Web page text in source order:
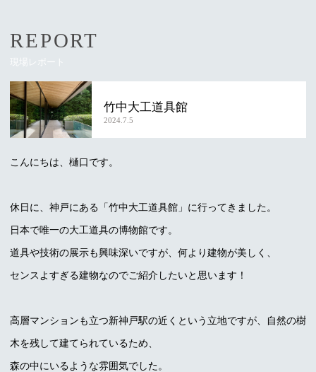
REPORT
現場レポート
竹中大工道具館
2024.7.5
こんにちは、樋口です。
休日に、神戸にある「竹中大工道具館」に行ってきました。
日本で唯一の大工道具の博物館です。
道具や技術の展示も興味深いですが、何より建物が美しく、
センスよすぎる建物なのでご紹介したいと思います！
高層マンションも立つ新神戸駅の近くという立地ですが、自然の樹
木を残して建てられているため、
森の中にいるような雰囲気でした。